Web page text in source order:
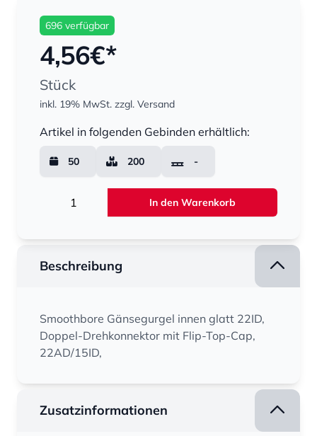
696 verfügbar
4,56€*
Stück
inkl. 19% MwSt. zzgl. Versand
Artikel in folgenden Gebinden erhältlich:
50 200 -
In den Warenkorb
Beschreibung
Smoothbore Gänsegurgel innen glatt 22ID,
Doppel-Drehkonnektor mit Flip-Top-Cap,
22AD/15ID,
Zusatzinformationen